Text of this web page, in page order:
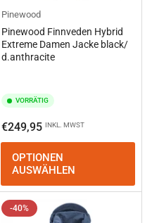
Pinewood
Pinewood Finnveden Hybrid
Extreme Damen Jacke black/
d.anthracite
VORRÄTIG
Normaler
Preis
€249,95 INKL. MWST
OPTIONEN
AUSWÄHLEN
-40%